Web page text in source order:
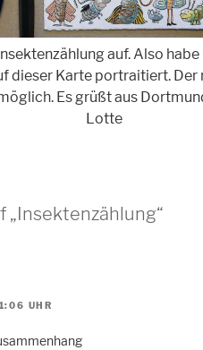
auf. Also
dieser Karte portraitiert. Der
Es grüßt aus
Lotte
UHR